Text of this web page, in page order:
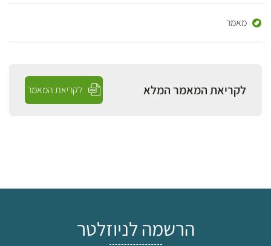
מאמר
לקריאת המאמר המלא לקריאת המאמר
הרשמה לניוזלטר